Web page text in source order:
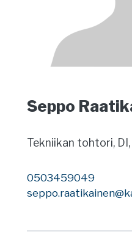
Seppo
Tekniikan tohtori,
0503459049